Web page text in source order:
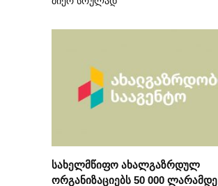
სახელმწიფო ახალგაზრდულ
ორგანიზაციებს 50 000 ლარამდე